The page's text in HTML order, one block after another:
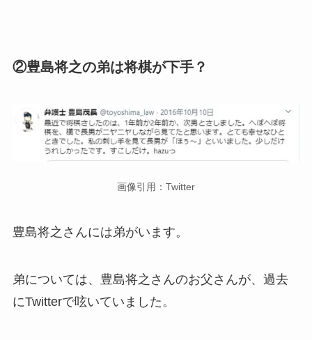
②豊島将之の弟は将棋が下手？
画像引用：Twitter
豊島将之さんには弟がいます。
弟については、豊島将之さんのお父さんが、過去
にTwitterで呟いていました。